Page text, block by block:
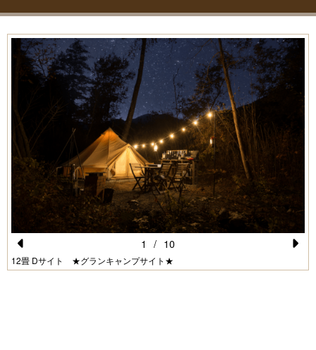
Pr
12畳 Dサイト ★グランキャンプサイト★
1 / 10